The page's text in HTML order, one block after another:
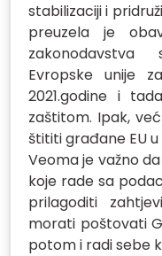
stabilizaciji i
preuzela je
Evropske unije
2021.godine i
zaštitom. Ipak,
štititi građane EU
Veoma je važno
koje rade sa
prilagoditi
morati poštovati
potom i radi sebe